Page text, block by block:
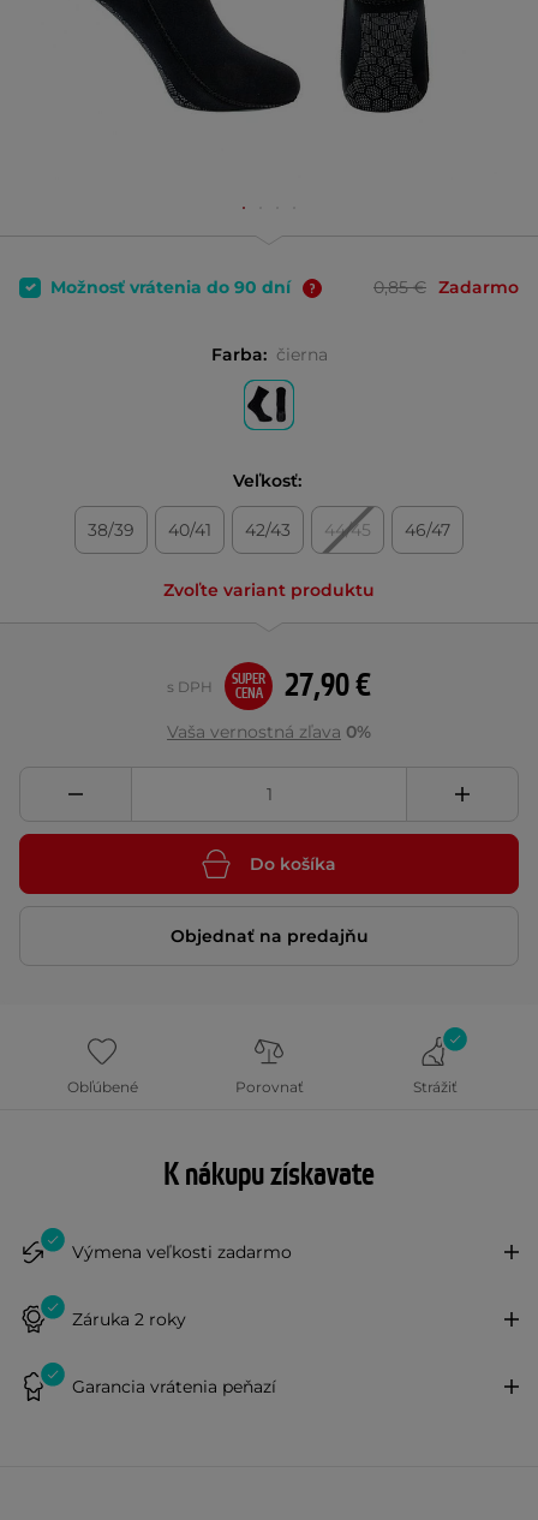
Možnosť vrátenia do 90 dní 0,85 € Zadarmo
Farba: čierna
Veľkosť:
38/39 40/41 42/43 44/45 46/47
Zvoľte variant produktu
27,90 €
s DPH
SUPER
CENA
Vaša vernostná zľava 0%
Do košíka
Objednať na predajňu
Obľúbené Porovnať Strážiť
K nákupu získavate
Výmena veľkosti zadarmo
Záruka 2 roky
Garancia vrátenia peňazí